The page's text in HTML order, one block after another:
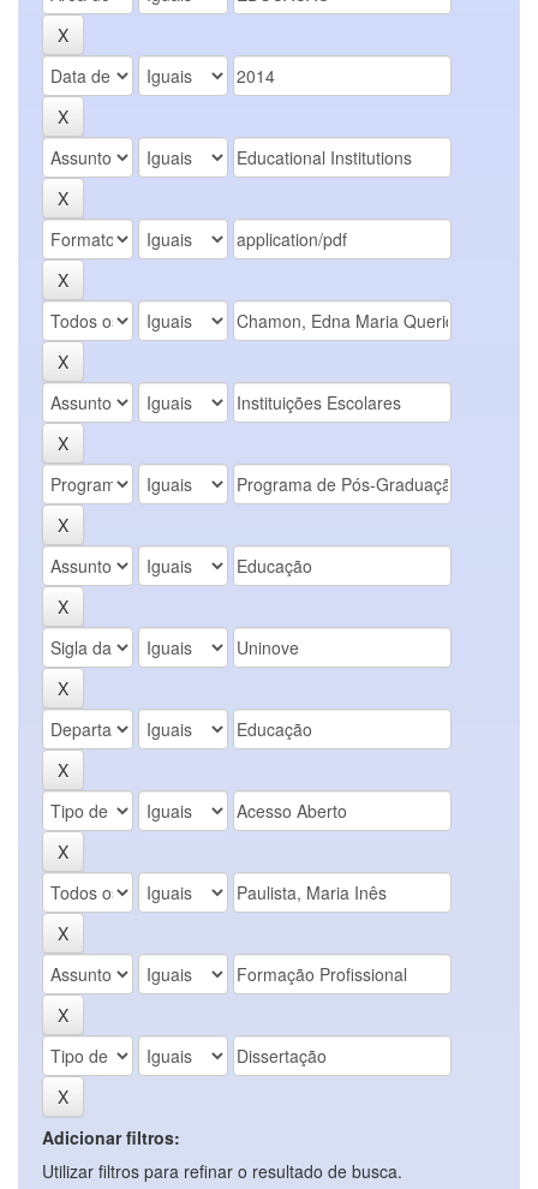
Adicionar filtros:
Utilizar filtros para refinar o resultado de busca.